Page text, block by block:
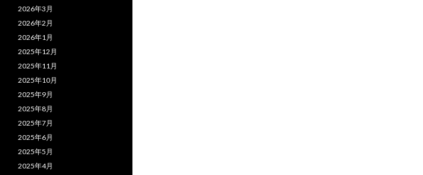
2026年3月
2026年2月
2026年1月
2025年12月
2025年11月
2025年10月
2025年9月
2025年8月
2025年7月
2025年6月
2025年5月
2025年4月